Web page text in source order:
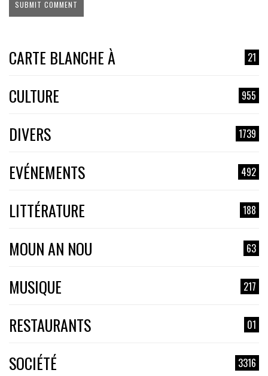
CARTE BLANCHE À 21
CULTURE 955
DIVERS 1739
EVÉNEMENTS 492
LITTÉRATURE 188
MOUN AN NOU 63
MUSIQUE 217
RESTAURANTS 01
SOCIÉTÉ 3316